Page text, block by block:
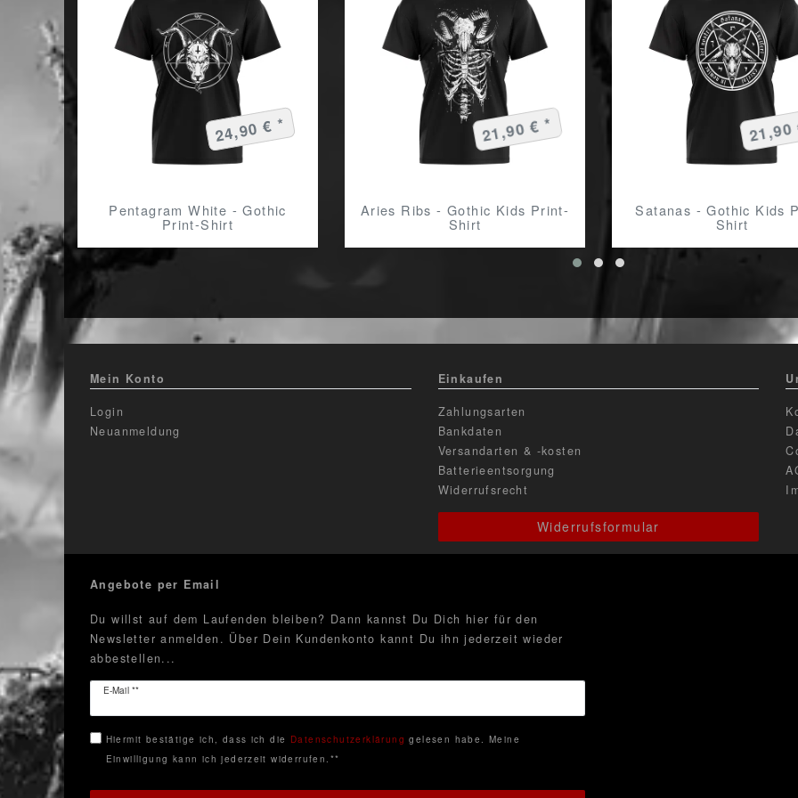
Pentagram White - Gothic
Print-Shirt
24,90 € *
Aries Ribs - Gothic Kids Print-
Shirt
21,90 € *
Satanas - Gothic Kids
Shirt
Mein Konto
Login
Neuanmeldung
Einkaufen
Zahlungsarten
Bankdaten
Versandarten & -kosten
Batterieentsorgung
Widerrufsrecht
Widerrufsformular
Angebote per Email
Du willst auf dem Laufenden bleiben? Dann kannst Du Dich hier für den
Newsletter anmelden. Über Dein Kundenkonto kannt Du ihn jederzeit wieder
abbestellen...
E-Mail **
Newsletter
Hiermit bestätige ich, dass ich die Daten­schutz­erklärung gelesen habe. Meine
Einwilligung kann ich jederzeit widerrufen.**